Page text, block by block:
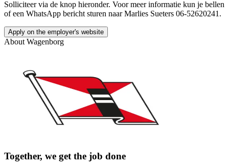
Solliciteer via de knop hieronder. Voor meer informatie kun je bellen
of een WhatsApp bericht sturen naar Marlies Sueters 06-52620241.
Apply on the employer's website
About Wagenborg
Together, we get the job done